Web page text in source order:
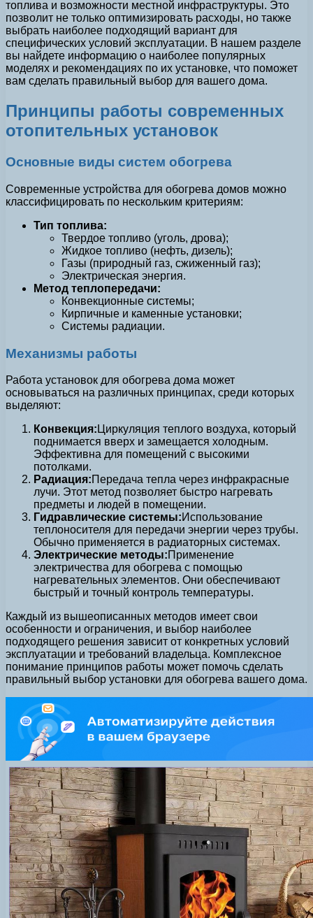
топлива и возможности местной инфраструктуры. Это
позволит не только оптимизировать расходы, но также
выбрать наиболее подходящий вариант для
специфических условий эксплуатации. В нашем разделе
вы найдете информацию о наиболее популярных
моделях и рекомендациях по их установке, что поможет
вам сделать правильный выбор для вашего дома.
Принципы работы современных
отопительных установок
Основные виды систем обогрева
Современные устройства для обогрева домов можно
классифицировать по нескольким критериям:
Тип топлива:
Твердое топливо (уголь, дрова);
Жидкое топливо (нефть, дизель);
Газы (природный газ, сжиженный газ);
Электрическая энергия.
Метод теплопередачи:
Конвекционные системы;
Кирпичные и каменные установки;
Системы радиации.
Механизмы работы
Работа установок для обогрева дома может
основываться на различных принципах, среди которых
выделяют:
Конвекция: Циркуляция теплого воздуха, который
поднимается вверх и замещается холодным.
Эффективна для помещений с высокими
потолками.
Радиация:Передача тепла через инфракрасные
лучи. Этот метод позволяет быстро нагревать
предметы и людей в помещении.
Гидравлические системы:Использование
теплоносителя для передачи энергии через трубы.
Обычно применяется в радиаторных системах.
Электрические методы:Применение
электричества для обогрева с помощью
нагревательных элементов. Они обеспечивают
быстрый и точный контроль температуры.
Каждый из вышеописанных методов имеет свои
особенности и ограничения, и выбор наиболее
подходящего решения зависит от конкретных условий
эксплуатации и требований владельца. Комплексное
понимание принципов работы может помочь сделать
правильный выбор установки для обогрева вашего дома.